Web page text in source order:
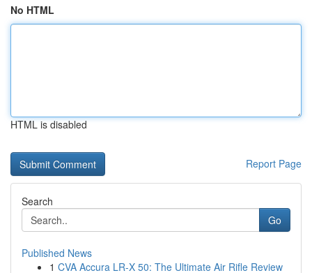
No HTML
HTML is disabled
Report Page
Search
Go
Published News
1 CVA Accura LR-X 50: The Ultimate Air Rifle Review